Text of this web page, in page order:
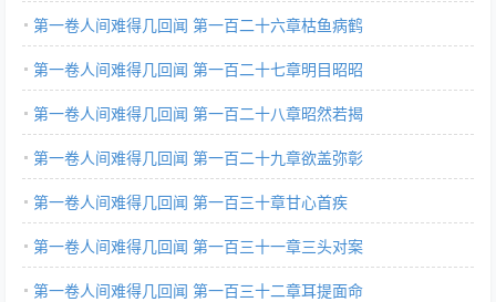
第一卷人间难得几回闻 第一百二十六章枯鱼病鹤
第一卷人间难得几回闻 第一百二十七章明目昭昭
第一卷人间难得几回闻 第一百二十八章昭然若揭
第一卷人间难得几回闻 第一百二十九章欲盖弥彰
第一卷人间难得几回闻 第一百三十章甘心首疾
第一卷人间难得几回闻 第一百三十一章三头对案
第一卷人间难得几回闻 第一百三十二章耳提面命